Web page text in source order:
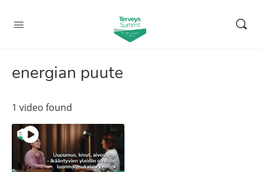
energian puute
1 video found